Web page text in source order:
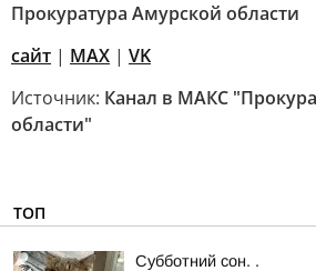
Прокуратура Амурской области
сайт | MAX | VK
Источник: Канал в МАКС
области"
ТОП
Субботний сон. .